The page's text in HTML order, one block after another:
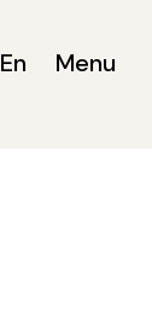
En Menu